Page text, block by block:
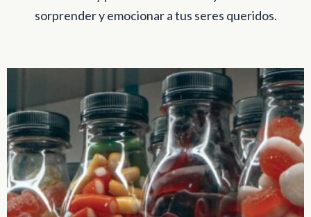
sorprender y emocionar a tus seres queridos.